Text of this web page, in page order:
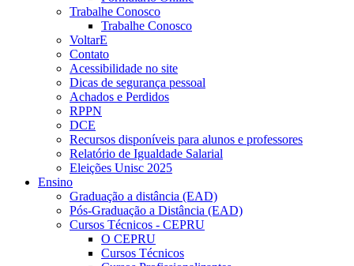
Trabalhe Conosco
Trabalhe Conosco
VoltarE
Contato
Acessibilidade no site
Dicas de segurança pessoal
Achados e Perdidos
RPPN
DCE
Recursos disponíveis para alunos e professores
Relatório de Igualdade Salarial
Eleições Unisc 2025
Ensino
Graduação a distância (EAD)
Pós-Graduação a Distância (EAD)
Cursos Técnicos - CEPRU
O CEPRU
Cursos Técnicos